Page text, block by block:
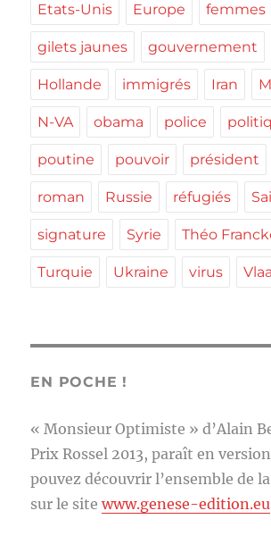
Etats-Unis Europe femmes
gilets jaunes gouvernement
Hollande immigrés Iran
N-VA obama police
poutine pouvoir président
roman Russie réfugiés
signature Syrie Théo
Turquie Ukraine virus
EN POCHE !
« Monsieur Optimiste » d’Alain
Prix Rossel 2013, paraît en version
pouvez découvrir l’ensemble de
sur le sitewww.genese-edition.eu